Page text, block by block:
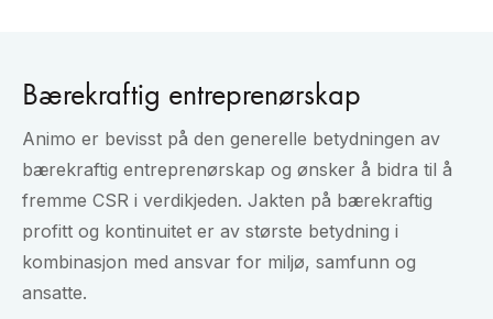
Bærekraftig entreprenørskap
Animo er bevisst på den generelle betydningen av
bærekraftig entreprenørskap og ønsker å bidra til å
fremme CSR i verdikjeden. Jakten på bærekraftig
profitt og kontinuitet er av største betydning i
kombinasjon med ansvar for miljø, samfunn og
ansatte.